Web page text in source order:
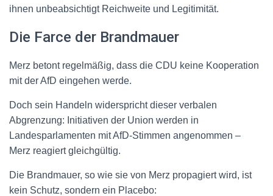
ihnen unbeabsichtigt Reichweite und Legitimität.
Die Farce der Brandmauer
Merz betont regelmäßig, dass die CDU keine Kooperation
mit der AfD eingehen werde.
Doch sein Handeln widerspricht dieser verbalen
Abgrenzung: Initiativen der Union werden in
Landesparlamenten mit AfD-Stimmen angenommen –
Merz reagiert gleichgültig.
Die Brandmauer, so wie sie von Merz propagiert wird, ist
kein Schutz, sondern ein Placebo: